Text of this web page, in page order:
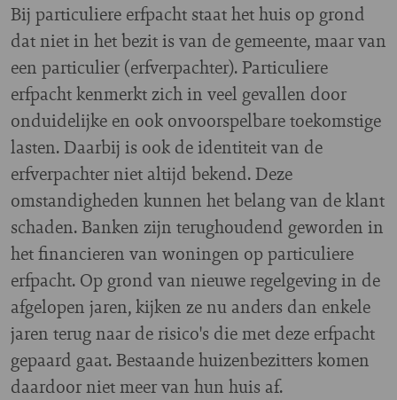
Bij particuliere erfpacht staat het huis op grond
dat niet in het bezit is van de gemeente, maar van
een particulier (erfverpachter). Particuliere
erfpacht kenmerkt zich in veel gevallen door
onduidelijke en ook onvoorspelbare toekomstige
lasten. Daarbij is ook de identiteit van de
erfverpachter niet altijd bekend. Deze
omstandigheden kunnen het belang van de klant
schaden. Banken zijn terughoudend geworden in
het financieren van woningen op particuliere
erfpacht. Op grond van nieuwe regelgeving in de
afgelopen jaren, kijken ze nu anders dan enkele
jaren terug naar de risico's die met deze erfpacht
gepaard gaat. Bestaande huizenbezitters komen
daardoor niet meer van hun huis af.